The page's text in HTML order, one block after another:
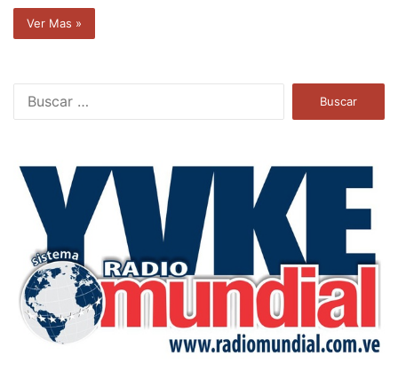
Ver Mas »
a